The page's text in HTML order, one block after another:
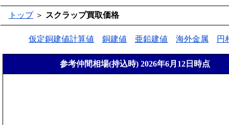
トップ＞ スクラップ買取価格
仮定銅建値計算値 銅建値 亜鉛建値 海外金属 円
参考仲間相場(持込時) 2026年6月12日時点